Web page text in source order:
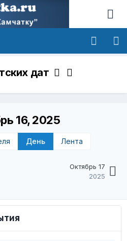
дат
16, 2025
День Лента
Октябрь 17
2025